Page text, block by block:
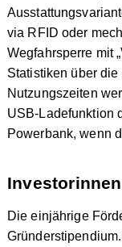
via RFID oder
Wegfahrsperre mit
Statistiken über
Nutzungszeiten
USB-Ladefunktion
Powerbank, wenn
Die einjährige